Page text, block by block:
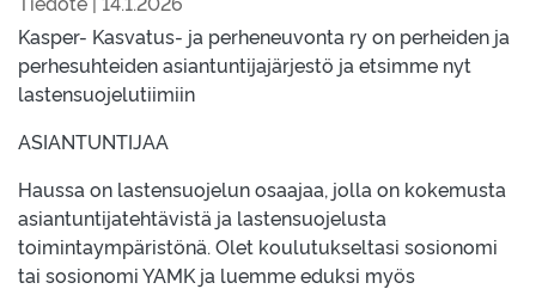
Kasper- Kasvatus- ja perheneuvonta ry on perheiden ja
perhesuhteiden asiantuntijajärjestö ja etsimme nyt
lastensuojelutiimiin
ASIANTUNTIJAA
Haussa on lastensuojelun osaajaa, jolla on kokemusta
asiantuntijatehtävistä ja lastensuojelusta
toimintaympäristönä. Olet koulutukseltasi sosionomi
tai sosionomi YAMK ja luemme eduksi myös